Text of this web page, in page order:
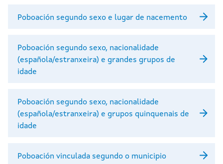
Poboación segundo sexo e lugar de nacemento
Poboación segundo sexo, nacionalidade
(española/estranxeira) e grandes grupos de
idade
Poboación segundo sexo, nacionalidade
(española/estranxeira) e grupos quinquenais de
idade
Poboación vinculada segundo o municipio